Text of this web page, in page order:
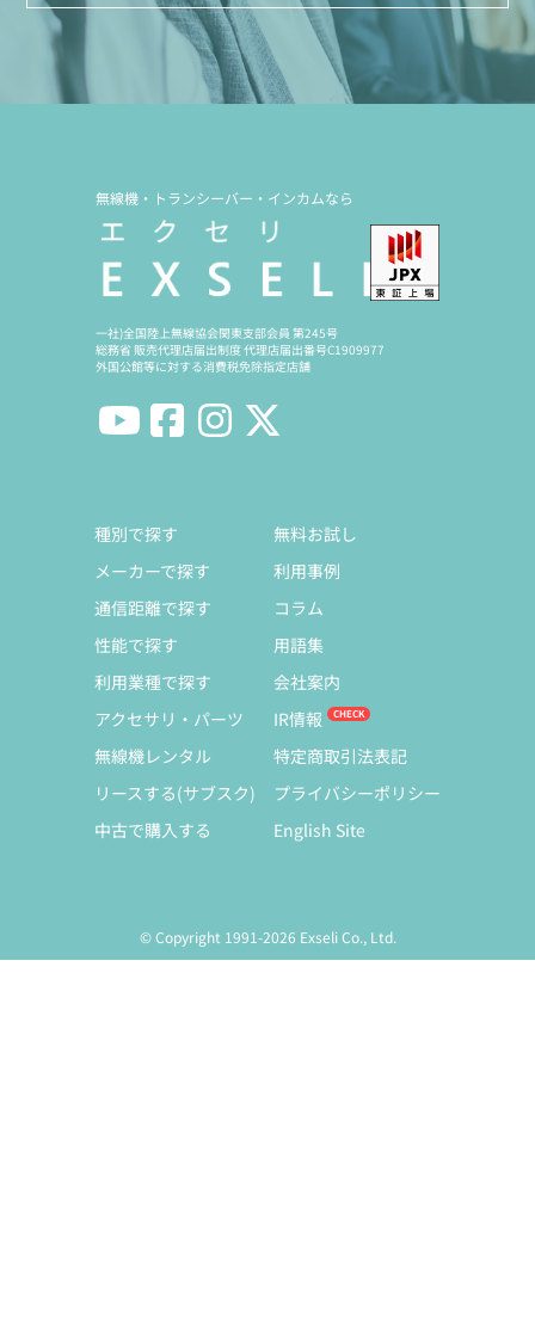
無線機・トランシーバー・インカムなら
一社)全国陸上無線協会関東支部会員 第245号
総務省 販売代理店届出制度 代理店届出番号C1909977
外国公館等に対する消費税免除指定店舗
種別で探す
メーカーで探す
通信距離で探す
性能で探す
利用業種で探す
アクセサリ・パーツ
無線機レンタル
リースする(サブスク)
中古で購入する
無料お試し
利用事例
コラム
用語集
会社案内
IR情報
特定商取引法表記
プライバシーポリシー
English Site
© Copyright 1991-2026 Exseli Co., Ltd.